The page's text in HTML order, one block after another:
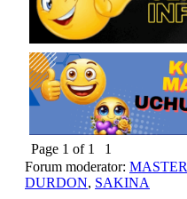
Page 1 of 1 1
Forum moderator: MASTER
DURDON, SAKINA